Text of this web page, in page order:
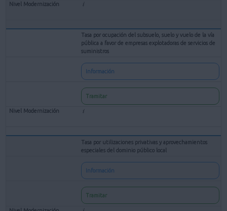
Tasa por ocupación del subsuelo, suelo y vuelo de la vía
pública a favor de empresas explotadoras de servicios de
suministros
Información
Tramitar
Tasa por utilizaciones privativas y aprovechamientos
especiales del dominio público local
Información
Tramitar